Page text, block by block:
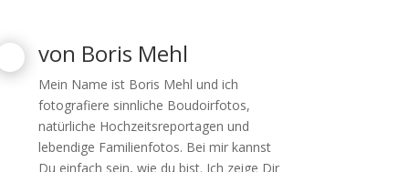
von Boris Mehl
Mein Name ist Boris Mehl und ich
fotografiere sinnliche Boudoirfotos,
natürliche Hochzeitsreportagen und
lebendige Familienfotos. Bei mir kannst
Du einfach sein, wie du bist. Ich zeige Dir